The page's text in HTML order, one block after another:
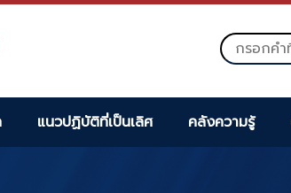
แนวปฏิบัติที่เป็นเลิศ คลังความรู้